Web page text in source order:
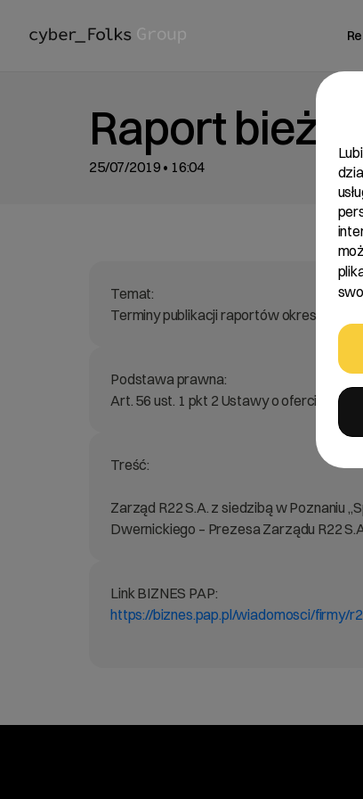
Raport
25/07/2019 • 16:04
Temat:
Terminy publikacji raportów okresowych
Podstawa prawna:
Art. 56 ust. 1 pkt 2 Ustawy o ofercie –
Treść:
Zarząd R22 S.A. z siedzibą w Poznaniu
Dwernickiego – Prezesa Zarządu R22
Link BIZNES PAP:
https://biznes.pap.pl/wiadomosci/